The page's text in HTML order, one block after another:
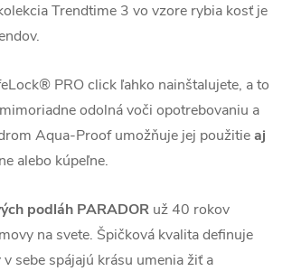
Trendtime 3 vo vzore rybia kosť je
PRO click ľahko nainštalujete, a to
odolná voči opotrebovaniu a
Aqua-Proof umožňuje jej použitieaj
alebo kúpeľne.
podláh PARADOR už 40 rokov
na svete. Špičková kvalita definuje
sebe spájajú krásu umenia žiť a